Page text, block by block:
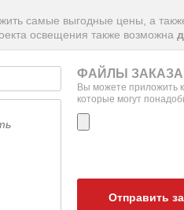
самые выгодные цены, а
освещения также возможна
ФАЙЛЫ ЗАКАЗА
Вы можете приложить
которые могут
Отправить